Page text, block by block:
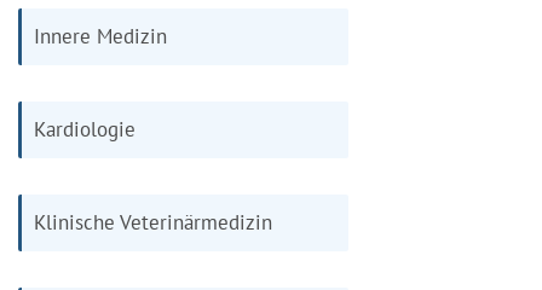
Innere Medizin
Kardiologie
Klinische Veterinärmedizin